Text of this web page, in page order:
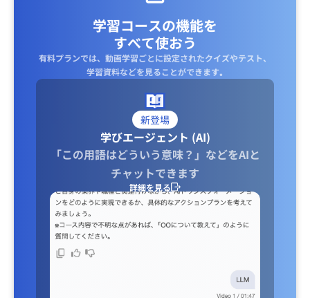
学習コースの機能を
すべて使おう
有料プランでは、動画学習ごとに設定されたクイズやテスト、
学習資料などを見ることができます｡
新登場
学びエージェント (AI)
「この用語はどういう意味？」などをAIと
チャットできます
詳細を見る